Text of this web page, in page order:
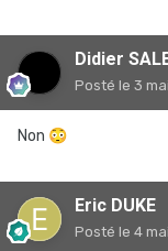
Didier
Posté le 3
Non 😳
Eric DUKE
Posté le 4